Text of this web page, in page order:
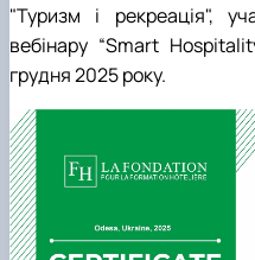
"Туризм і рекреація",
вебінару “Smart
грудня 2025 року.